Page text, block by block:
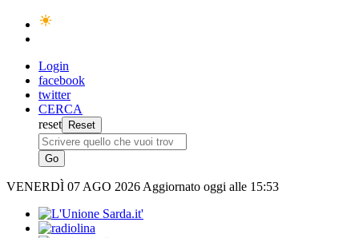
Login
facebook
twitter
CERCA
reset
VENERDÌ 07 AGO 2026 Aggiornato oggi alle 15:53